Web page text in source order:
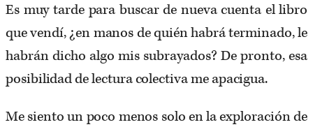
Es muy tarde para buscar de nueva cuenta el libro
que vendí, ¿en manos de quién habrá terminado, le
habrán dicho algo mis subrayados? De pronto, esa
posibilidad de lectura colectiva me apacigua.
Me siento un poco menos solo en la exploración de